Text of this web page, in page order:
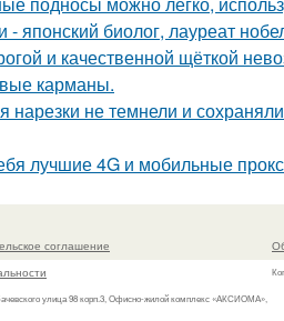
- японский биолог, лауреат
и качественной щёткой
карманы.
нарезки не темнели и
лучшие 4G и мобильные
соглашение
улица 98 корп.3, Офисно-жилой комплекс «АКСИОМА»,